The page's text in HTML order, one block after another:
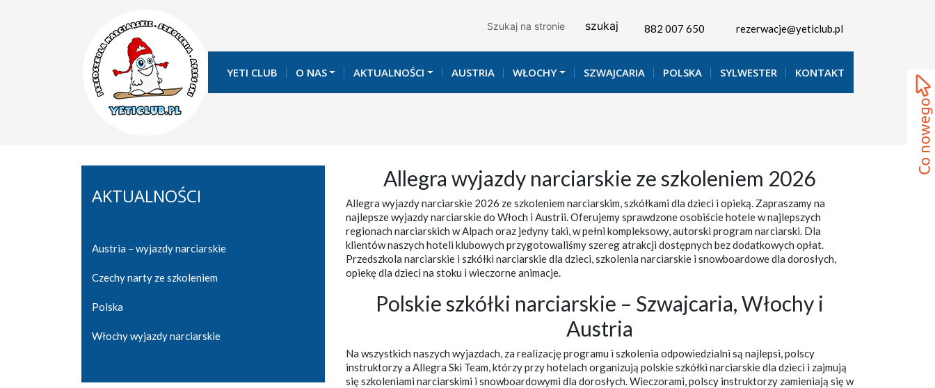
Szukaj
882 007 650 rezerwacje@yeticlub.pl
YETI CLUB O NAS AKTUALNOŚCI AUSTRIA WŁOCHY SZWAJCARIA POLSKA SYLWESTER KONTAKT
AKTUALNOŚCI
Austria – wyjazdy narciarskie
Czechy narty ze szkoleniem
Polska
Włochy wyjazdy narciarskie
Allegra wyjazdy narciarskie ze szkoleniem 2026
Allegra wyjazdy narciarskie 2026 ze szkoleniem narciarskim, szkółkami dla dzieci i opieką. Zapraszamy na
najlepsze wyjazdy narciarskie do Włoch i Austrii. Oferujemy sprawdzone osobiście hotele w najlepszych
regionach narciarskich w Alpach oraz jedyny taki, w pełni kompleksowy, autorski program narciarski. Dla
klientów naszych hoteli klubowych przygotowaliśmy szereg atrakcji dostępnych bez dodatkowych opłat.
Przedszkola narciarskie i szkółki narciarskie dla dzieci, szkolenia narciarskie i snowboardowe dla dorosłych,
opiekę dla dzieci na stoku i wieczorne animacje.
Polskie szkółki narciarskie – Szwajcaria, Włochy i
Austria
Na wszystkich naszych wyjazdach, za realizację programu i szkolenia odpowiedzialni są najlepsi, polscy
instruktorzy a Allegra Ski Team, którzy przy hotelach organizują polskie szkółki narciarskie dla dzieci i zajmują
się szkoleniami narciarskimi i snowboardowymi dla dorosłych. Wieczorami, polscy instruktorzy zamieniają się w